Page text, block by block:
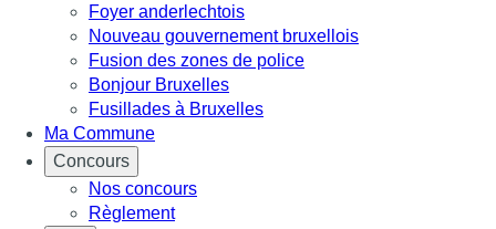
Foyer anderlechtois
Nouveau gouvernement bruxellois
Fusion des zones de police
Bonjour Bruxelles
Fusillades à Bruxelles
Ma Commune
Concours
Nos concours
Règlement